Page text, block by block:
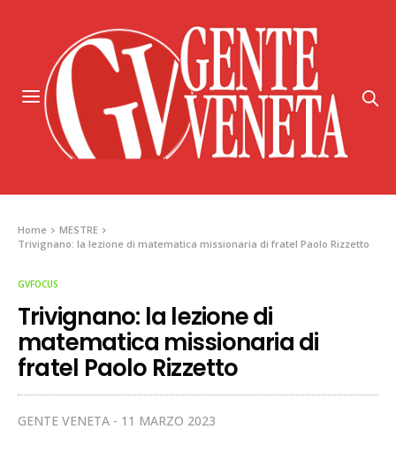
Home
MESTRE
Trivignano: la lezione di matematica missionaria di fratel Paolo Rizzetto
GVFOCUS
Trivignano: la lezione di
matematica missionaria di
fratel Paolo Rizzetto
GENTE VENETA 11 MARZO 2023